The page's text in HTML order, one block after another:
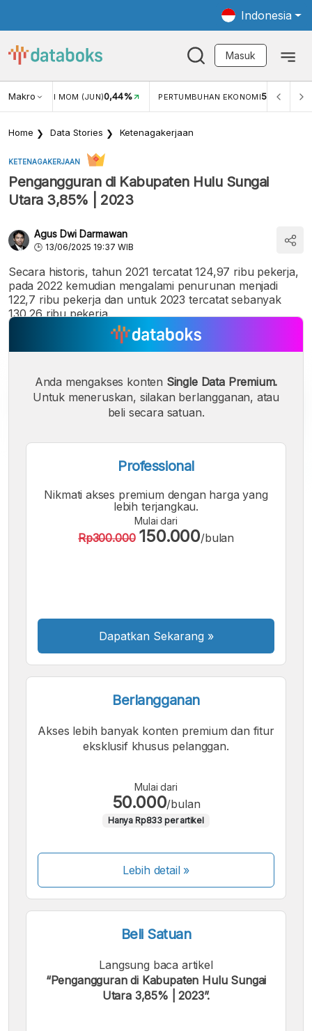
Indonesia
Masuk
MakroPERTUMBUHAN EKONOMI5,11% PERTUMBUHAN EKONOMI (YOY)
Home Data Stories Ketenagakerjaan
KETENAGAKERJAAN
Pengangguran di Kabupaten Hulu Sungai
Utara 3,85% | 2023
Agus Dwi Darmawan
13/06/2025 19:37 WIB
Secara historis, tahun 2021 tercatat 124,97 ribu pekerja,
pada 2022 kemudian mengalami penurunan menjadi
122,7 ribu pekerja dan untuk 2023 tercatat sebanyak
130,26 ribu pekerja.
A
Font
A
Font
Sedang
A
Font
Anda mengakses konten Single Data Premium.
Untuk meneruskan, silakan berlangganan, atau
beli secara satuan.
Professional
Nikmati akses premium dengan harga yang
lebih terjangkau.
Mulai dari
Rp300.000 150.000/bulan
Dapatkan Sekarang »
Berlangganan
Akses lebih banyak konten premium dan fitur
eksklusif khusus pelanggan.
Mulai dari
50.000/bulan
Hanya Rp833 per artikel
Lebih detail »
Beli Satuan
Langsung baca artikel
“Pengangguran di Kabupaten Hulu Sungai
Utara 3,85% | 2023”.